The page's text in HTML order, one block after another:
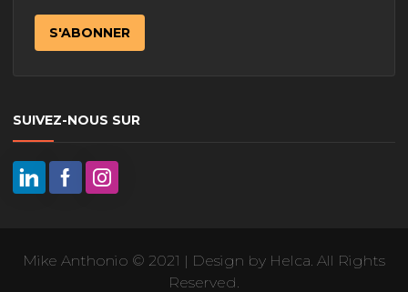
SUIVEZ-NOUS SUR
Mike Anthonio © 2021 | Design by Helca. All Rights
Reserved.